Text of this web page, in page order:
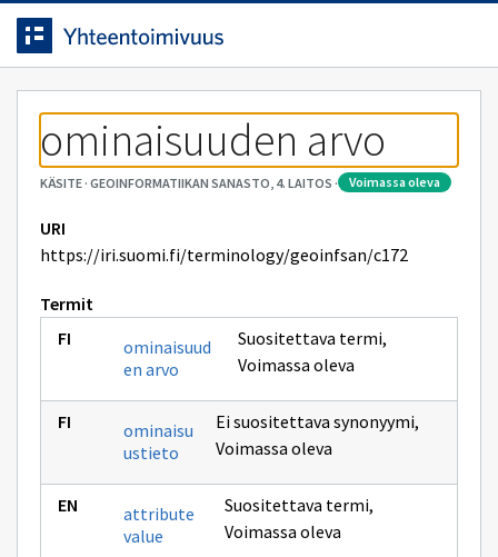
Siirrytty
sivulle
Siirry suoraan sisältöön.
ominaisuuden arvo
KÄSITE· GEOINFORMATIIKAN SANASTO, 4. LAITOS · voimassa oleva
URI
https://iri.suomi.fi/terminology/geoinfsan/c172
Termit
ominaisuud
en arvo
Suositettava termi,
Voimassa oleva
ominaisu
ustieto
Ei suositettava synonyymi,
Voimassa oleva
attribute
value
Suositettava termi,
Voimassa oleva